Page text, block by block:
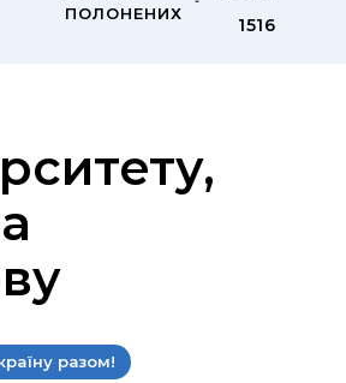
ПОЛОНЕНИХ
1516
разом!